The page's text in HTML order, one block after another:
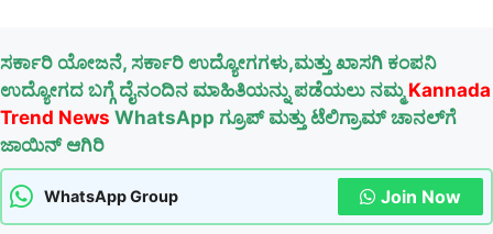
ಸರ್ಕಾರಿ ಯೋಜನೆ, ಸರ್ಕಾರಿ ಉದ್ಯೋಗಗಳು,ಮತ್ತು ಖಾಸಗಿ ಕಂಪನಿ
ಉದ್ಯೋಗದ ಬಗ್ಗೆ ದೈನಂದಿನ ಮಾಹಿತಿಯನ್ನು ಪಡೆಯಲು ನಮ್ಮ Kannada
Trend News WhatsApp ಗ್ರೂಪ್ ಮತ್ತು ಟೆಲಿಗ್ರಾಮ್ ಚಾನಲ್‌ಗೆ
ಜಾಯಿನ್ ಆಗಿರಿ
WhatsApp Group Join Now